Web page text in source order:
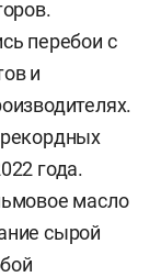
перебои с
и
года.
масло
сырой